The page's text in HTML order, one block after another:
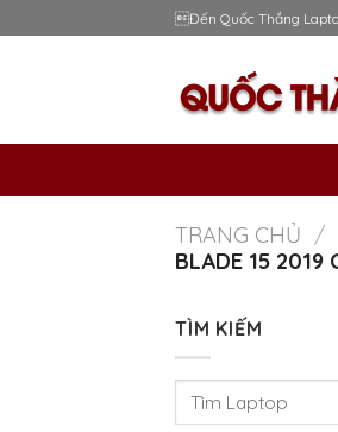
to
Đến Quốc Thắng
TRANG CHỦ /
BLADE 15 2019
TÌM KIẾM